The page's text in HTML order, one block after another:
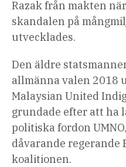
Razak från makten
skandalen på
utvecklades.
Den äldre
allmänna valen 2018
Malaysian United
grundade efter att ha
politiska fordon
dåvarande regerande
koalitionen.